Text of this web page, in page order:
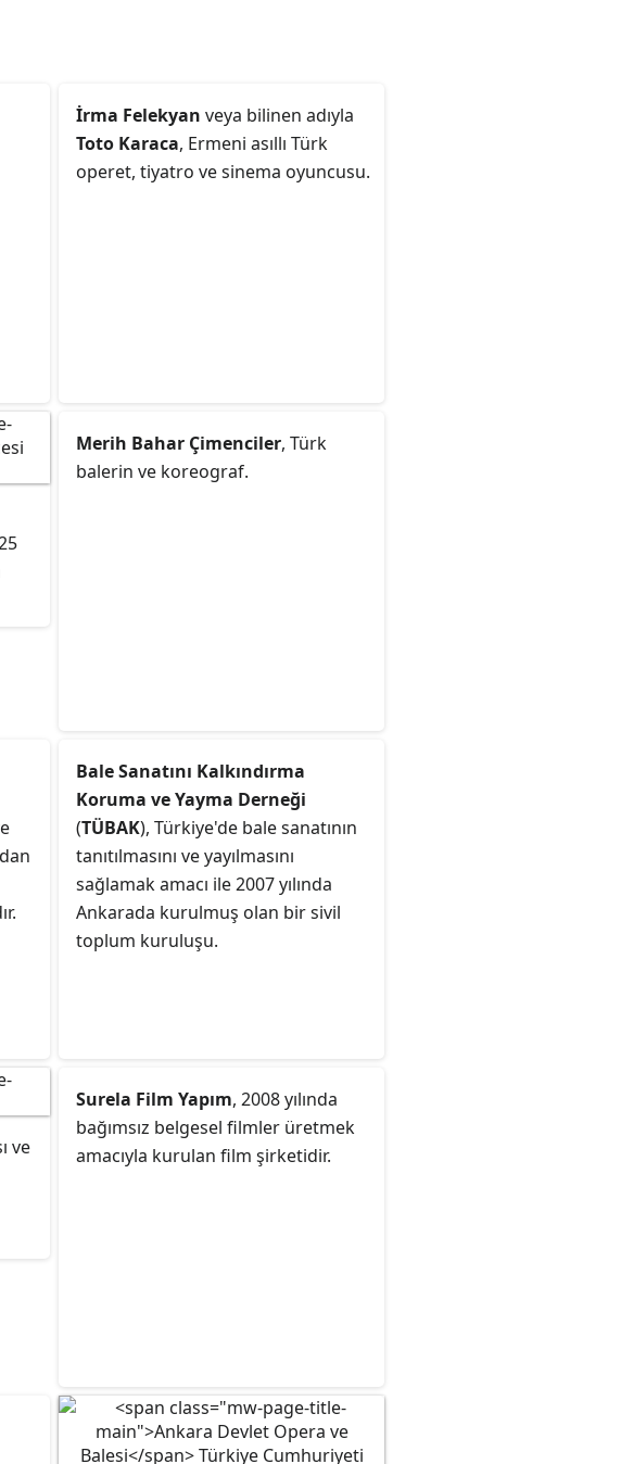
İrma Felekyan veya bilinen adıyla
Toto Karaca, Ermeni asıllı Türk
operet, tiyatro ve sinema oyuncusu.
Merih Bahar Çimenciler, Türk
balerin ve koreograf.
Bale Sanatını Kalkındırma
Koruma ve Yayma Derneği
(TÜBAK), Türkiye'de bale sanatının
tanıtılmasını ve yayılmasını
sağlamak amacı ile 2007 yılında
Ankarada kurulmuş olan bir sivil
toplum kuruluşu.
ve
Surela Film Yapım, 2008 yılında
bağımsız belgesel filmler üretmek
amacıyla kurulan film şirketidir.